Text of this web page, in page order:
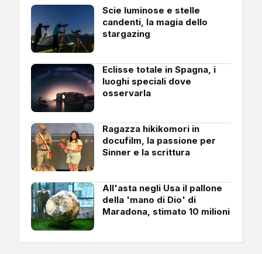
Scie luminose e stelle
candenti, la magia dello
stargazing
Eclisse totale in Spagna, i
luoghi speciali dove
osservarla
Ragazza hikikomori in
docufilm, la passione per
Sinner e la scrittura
All'asta negli Usa il pallone
della 'mano di Dio' di
Maradona, stimato 10 milioni